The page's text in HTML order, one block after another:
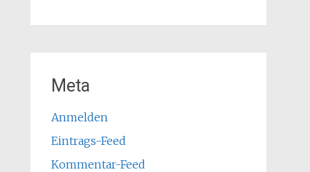
Meta
Anmelden
Eintrags-Feed
Kommentar-Feed